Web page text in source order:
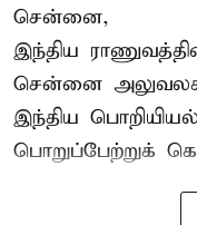
சென்னை,
இந்திய
சென்னை
இந்திய
பொறுப்பேற்றுக்